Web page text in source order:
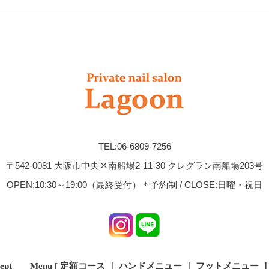
TEL:06-6809-7256
〒542-0081 大阪市中央区南船場2-11-30 クレグラン南船場203号
OPEN:10:30～19:00（最終受付）＊予約制 / CLOSE:日曜・祝日
Menu [ 定額コース ｜ハンドメニュー｜ フットメニュー｜